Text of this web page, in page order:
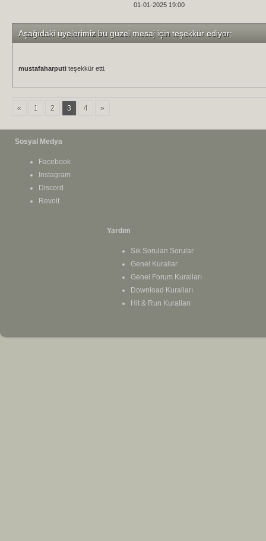
01-01-2025 19:00
Aşağıdaki üyelerimiz bu güzel mesaj için teşekkür ediyor;
mustafaharputi teşekkür etti.
« 1 2 3 4 »
Sosyal Medya
Facebook
Instagram
Discord
Revolt
Yardım
Sık Sorulan Sorular
Genel Kurallar
Genel Forum Kuralları
Download Kuralları
Hit & Run Kuralları